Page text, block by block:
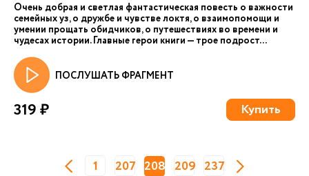
Очень добрая и светлая фантастическая повесть о важности
семейных уз, о дружбе и чувстве локтя, о взаимопомощи и
умении прощать обидчиков, о путешествиях во времени и
чудесах истории. Главные герои книги — трое подрост...
ПОСЛУШАТЬ ФРАГМЕНТ
319 ₽ Купить
1 207 208 209 237